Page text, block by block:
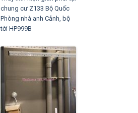
chung cư Z133 Bộ Quốc
Phòng nhà anh Cảnh, bộ
tời HP999B